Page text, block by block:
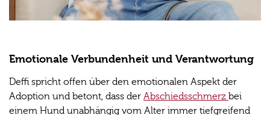
Emotionale Verbundenheit und Verantwortung
Deffi spricht offen über den emotionalen Aspekt der
Adoption und betont, dass der Abschiedsschmerz bei
einem Hund unabhängig vom Alter immer tiefgreifend